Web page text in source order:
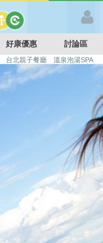
好康優惠 討論區
台北親子餐廳
溫泉泡湯SPA
日本親子景點